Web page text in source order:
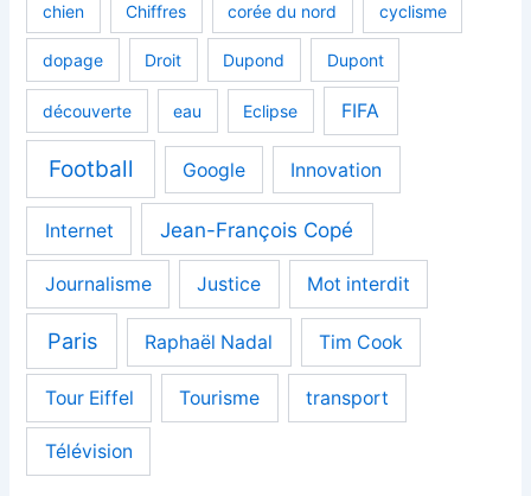
chien Chiffres corée du nord cyclisme
dopage Droit Dupond Dupont
découverte eau Eclipse FIFA
Football Google Innovation
Internet Jean-François Copé
Journalisme Justice Mot interdit
Paris Raphaël Nadal Tim Cook
Tour Eiffel Tourisme transport
Télévision